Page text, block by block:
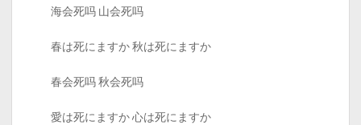
海会死吗 山会死吗
春は死にますか 秋は死にますか
春会死吗 秋会死吗
愛は死にますか 心は死にますか